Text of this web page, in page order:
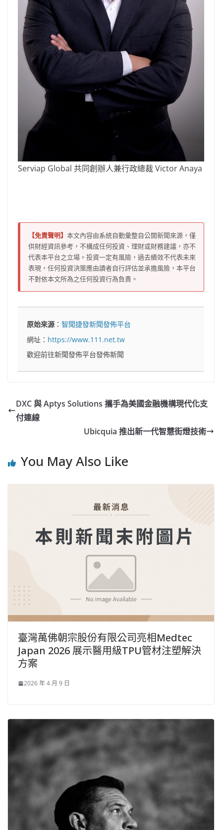
Serviap Global 共同創辦人兼行政總裁 Victor Anaya
【免責聲明】 本文內容由系統自動彙整自公開新聞來源，僅
供財經資訊參考，不構成任何投資、理財或財務建議，亦不
代表本平台之立場。投資一定有風險，過去績效不代表未來
表現，任何投資決策應由讀者自行評估並承擔風險，本平台
不對依本文所為之任何投資行為負責。
原始來源 ：智聞捷發新聞發佈平台
網址： https://www.111.net.tw
歡迎前往新聞發佈平台發佈新聞
DXC 與 Aptys Solutions 攜手為美國金融機構現代化支
付連線
Ubicquia 推出新一代智慧街燈技術
You May Also Like
臺灣萬佛朝宗股份有限公司亮相Medtec
Japan 2026 展示醫用級TPU管材注塑解決
方案
2026 年 4 月 9 日